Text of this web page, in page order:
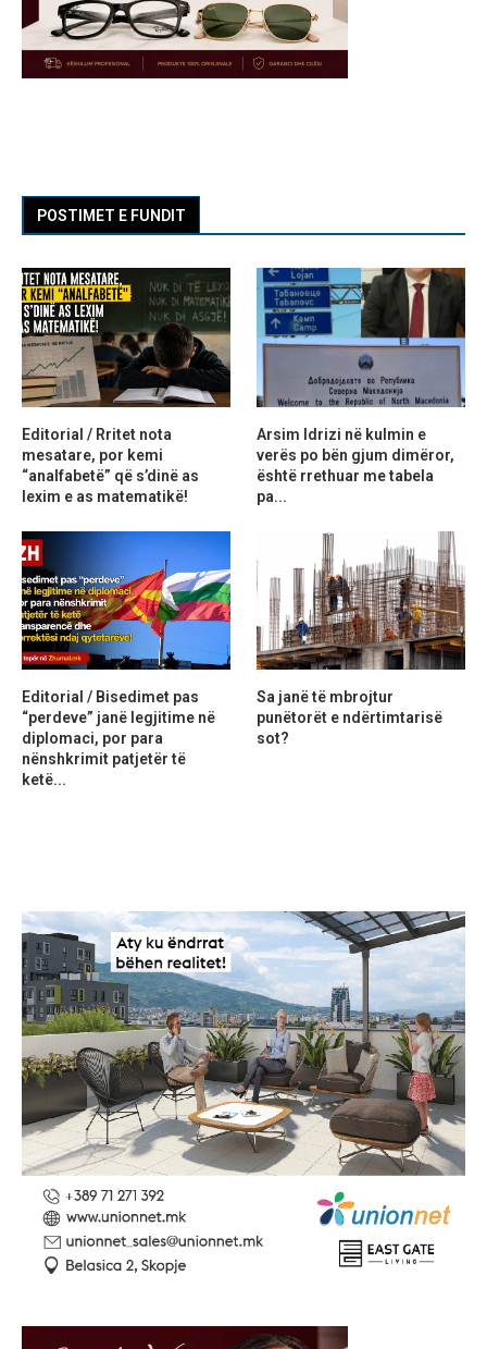
POSTIMET E FUNDIT
Editorial / Rritet nota
mesatare, por kemi
“analfabetë” që s’dinë as
lexim e as matematikë!
Arsim Idrizi në kulmin e
verës po bën gjum dimëror,
është rrethuar me tabela
pa...
Editorial / Bisedimet pas
“perdeve” janë legjitime në
diplomaci, por para
nënshkrimit patjetër të
ketë...
Sa janë të mbrojtur
punëtorët e ndërtimtarisë
sot?